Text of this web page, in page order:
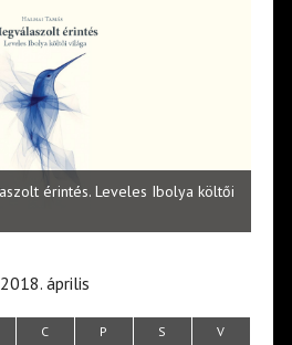
2018. április
C P S V